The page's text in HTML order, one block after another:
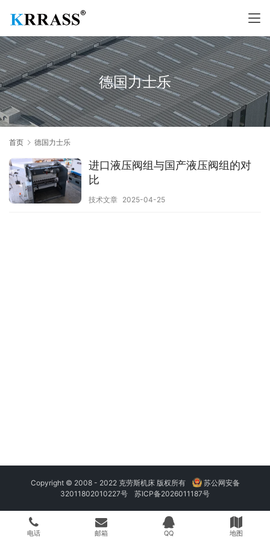
德国力士乐
首页 德国力士乐
进口液压阀组与国产液压阀组的对
比
技术文章 2025-04-25
Copyright © 2008 - 2022 克劳斯机床 版权所有
苏公网安备
32011802010227号
苏ICP备2026011187号
电话 邮箱 QQ 地图